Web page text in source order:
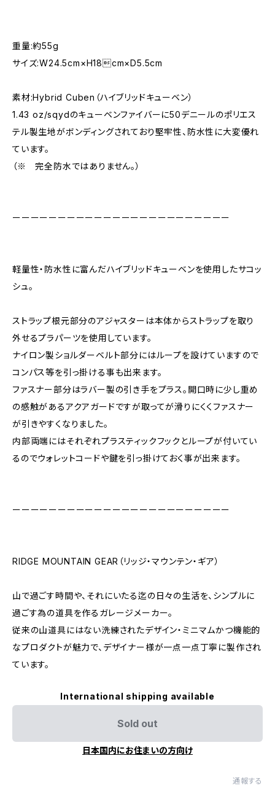
重量:約55g
サイズ:W24.5cm×H18cm×D5.5cm
素材:Hybrid Cuben（ハイブリッドキューベン）
1.43 oz/sqydのキューベンファイバーに50デニールのポリエス
テル製生地がボンディングされており堅牢性、防水性に大変優れ
ています。
（※ 完全防水ではありません。）
ーーーーーーーーーーーーーーーーーーーーーーーー
軽量性・防水性に富んだハイブリッドキューベンを使用したサコッ
シュ。
ストラップ根元部分のアジャスターは本体からストラップを取り
外せるプラパーツを使用しています。
ナイロン製ショルダーベルト部分にはループを設けていますので
コンパス等を引っ掛ける事も出来ます。
ファスナー部分はラバー製の引き手をプラス。開口時に少し重め
の感触があるアクアガードですが取ってが滑りにくくファスナー
が引きやすくなりました。
内部両端にはそれぞれプラスティックフックとループが付いてい
るのでウォレットコードや鍵を引っ掛けておく事が出来ます。
ーーーーーーーーーーーーーーーーーーーーーーーー
RIDGE MOUNTAIN GEAR（リッジ・マウンテン・ギア）
山で過ごす時間や、それにいたる迄の日々の生活を、シンプルに
過ごす為の道具を作るガレージメーカー。
従来の山道具にはない洗練されたデザイン・ミニマムかつ機能的
なプロダクトが魅力で、デザイナー様が一点一点丁寧に製作され
ています。
International shipping available
Sold out
日本国内にお住まいの方向け
通報する